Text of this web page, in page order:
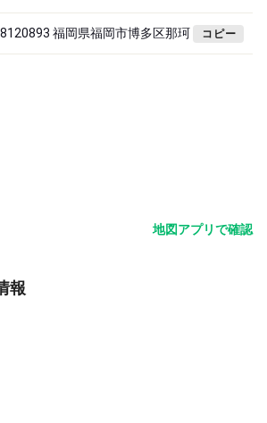
8120893 福岡県福岡市博多区那珂 コピー
地図アプリで確認
報